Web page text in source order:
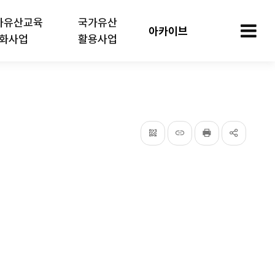
유산교육
사업
국가유산
활용사업
아카이브
QRcode 주소복사 프린터